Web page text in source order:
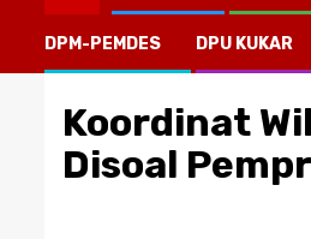
DPM-PEMDES DPU KUKAR
Koordinat
Disoal